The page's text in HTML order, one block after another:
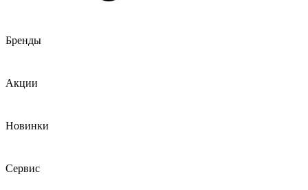
Бренды
Акции
Новинки
Сервис